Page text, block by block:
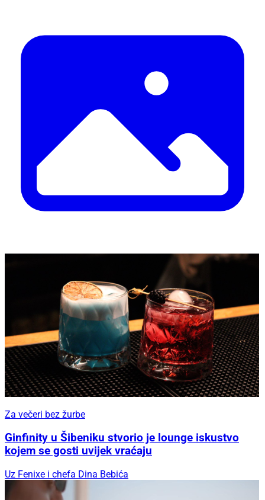
Za večeri bez žurbe
Ginfinity u Šibeniku stvorio je lounge iskustvo
kojem se gosti uvijek vraćaju
Uz Fenixe i chefa Dina Bebića